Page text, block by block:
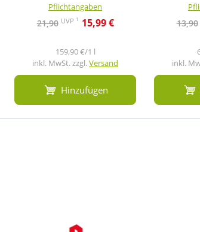
Pflichtangaben
21,90 UVP 1 15,99 €
159,90 €/1 l
inkl. MwSt. zzgl.Versand
Hinzufügen
13,90
inkl.